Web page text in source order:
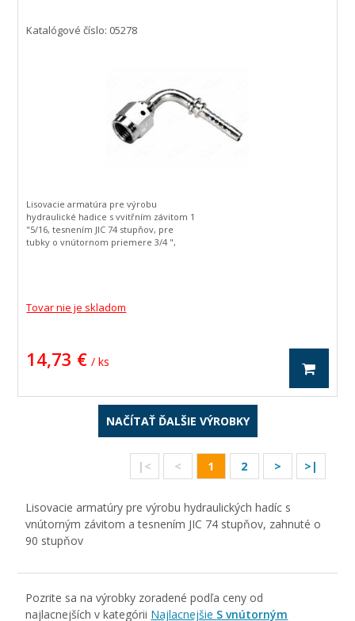
Katalógové číslo: 05278
Tovar nie je skladom
14,73 € / ks
Lisovacie armatúra pre výrobu
hydraulické hadice s vvitřním závitom 1
"5/16, tesnením JIC 74 stupňov, pre
tubky o vnútornom priemere 3/4 ",
NAČÍTAŤ ĎALŠIE VÝROBKY
|< < 1 2 > >|
Lisovacie armatúry pre výrobu hydraulických hadíc s
vnútorným závitom a tesnením JIC 74 stupňov, zahnuté o
90 stupňov
Pozrite sa na výrobky zoradené podľa ceny od
najlacnejších v kategórii Najlacnejšie S vnútorným